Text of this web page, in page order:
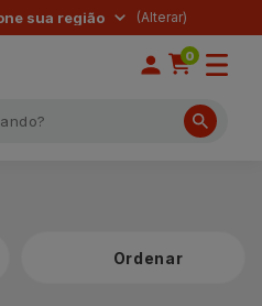
sua região
0